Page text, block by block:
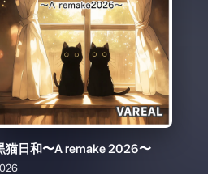
黒猫日和〜A remake 2026〜